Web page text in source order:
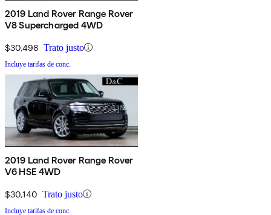
2019 Land Rover Range Rover
V8 Supercharged 4WD
$30,498 Trato justo
Incluye tarifas de conc.
2019 Land Rover Range Rover
V6 HSE 4WD
$30,140 Trato justo
Incluye tarifas de conc.